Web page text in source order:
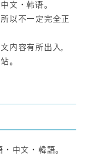
文・韩语。
以不一定完全正
内容有所出入，
。
中文・韓語。